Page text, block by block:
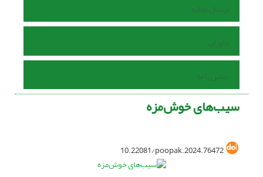
ارسال مقاله
داوران
تماس با ما
سیب‌های خوش‌مزه
10.22081/poopak.2024.76472